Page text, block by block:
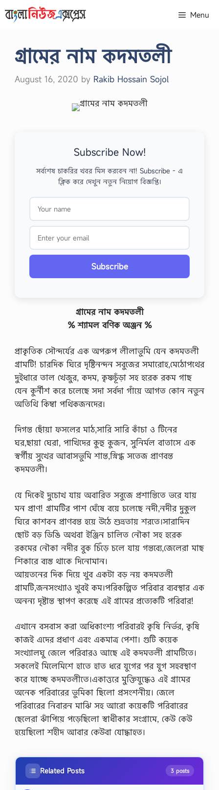
to
Menu
গ্রামের নাম কদমতলী
August 16, 2020 by Rakib Hossain Sojol
Subscribe Now!
সর্বশেষ চাকরির খবর মিস করবেন না! Subscribe - এ
ক্লিক করে দেখুন নতুন নিয়োগ বিজ্ঞপ্তি।
Subscribe
গ্রামের নাম কদমতলী
% শ্যামল বণিক অঞ্জন %
প্রাকৃতিক সৌন্দর্যের এক অপরুপ লীলাভুমি যেন কদমতলী
গ্রামটি! চারদিক ঘিরে দৃষ্টিনন্দন সবুজের সমারোহ,মেঠোপথের
দুইধারে তাল খেজুর, কদম, কৃষ্ণচূঁড়া সহ হরেক রকম গাছ
যেন কুর্নীশ করে চলেছে সদা সর্বদা গাঁয়ে আগত কোন নতুন
অতিথি কিম্বা পথিকজনদের।
দিগন্ত ছোঁয়া ফসলের মাঠ,সারি সারি কাঁচা ও টিনের
ঘর,ছায়া ঘেরা, পাখিদের কুহু কুজন, সুনির্মল বাতাসে এক
স্বর্গীয় সুখের আবাসভুমি শান্ত,স্নিগ্ধ সতেজ প্রাণবন্ত
কদমতলী।
যে দিকেই দুচোখ যায় অবারিত সবুজে প্রশান্তিতে ভরে যায়
মন প্রাণ! গ্রামটির পাশ ঘেঁষে বয়ে চলেছে নদী,নদীর দুকুল
ঘিরে কাশবন প্রাণবন্ত হয়ে উঠে শুভ্রতায় শরতে।সারাদিন
ছোট বড় ডিঙি অথবা ইঞ্জিন চালিত নৌকা সহ হরেক
রকমের নৌকা নদীর বুক চিঁড়ে চলে যায় গন্তব্যে,জেলেরা মাছ
শিকারে ব্যস্ত থাকে দিনোমান।
আয়তনের দিক দিয়ে খুব একটা বড় নয় কদমতলী
গ্রামটি,জনসংখ্যাও খুবই কম।পরিকল্পিত পরিবার ব্যবস্থার এক
অনন্য দৃষ্টান্ত স্থাপণ করেছে এই গ্রামের প্রত্যেকটি পরিবার!
এখানে বসবাস করা অধিকাংশ্য পরিবারই কৃষি নির্ভর, কৃষি
কাজই এদের প্রধাণ এবং একমাত্র পেশা। গুটি কয়েক
সংখ্যালঘু জেলে পরিবারও আছে এই কদমতলী গ্রামটিতে।
সকলেই মিলেমিশে হাতে হাত ধরে যুগের পর যুগ সহবস্থাণ
করে যাচ্ছে কদমতলীতে।একাত্তরে মুক্তিযুদ্ধেও এই গ্রামের
অনেক পরিবারের ভুমিকা ছিলো প্রসংশনীয়। জেলে
পরিবারের নিবারন মাঝি সহ আরো কয়েকটি পরিবারের
ছেলেরা ঝাঁপিয়ে পড়েছিলো স্বাধীকার সংগ্রামে, কেউ কেউ
হয়েছিলো শহীদ আবার কেউবা যোদ্ধাহত।
Related Posts 3 posts